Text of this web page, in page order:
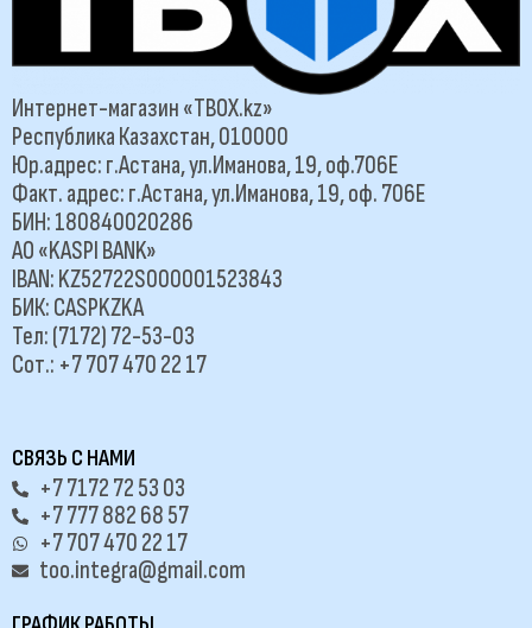
Интернет-магазин «TBOX.kz»
Республика Казахстан, 010000
Юр.адрес: г.Астана, ул.Иманова, 19, оф.706Е
Факт. адрес: г.Астана, ул.Иманова, 19, оф. 706Е
БИН: 180840020286
АО «KASPI BANK»
IBAN: KZ52722S000001523843
БИК: CASPKZKA
Тел: (7172) 72-53-03
Сот.: +7 707 470 22 17
СВЯЗЬ С НАМИ
+7 7172 72 53 03
+7 777 882 68 57
+7 707 470 22 17
too.integra@gmail.com